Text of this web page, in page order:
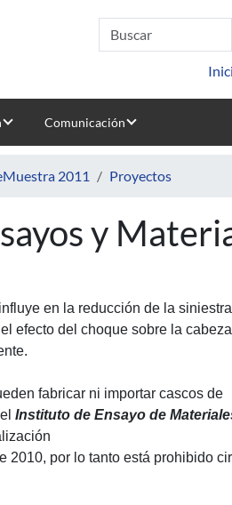
Comunicación
2011 Proyectos
y
en la reducción de la
efecto del choque sobre la
fabricar ni importar cascos de
Instituto de Ensayo de
2010, por lo tanto está prohibido